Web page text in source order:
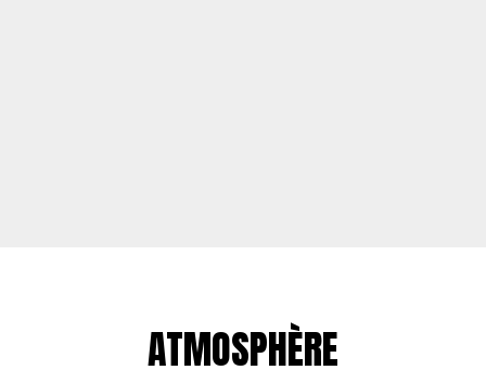
ATMOSPHÈRE